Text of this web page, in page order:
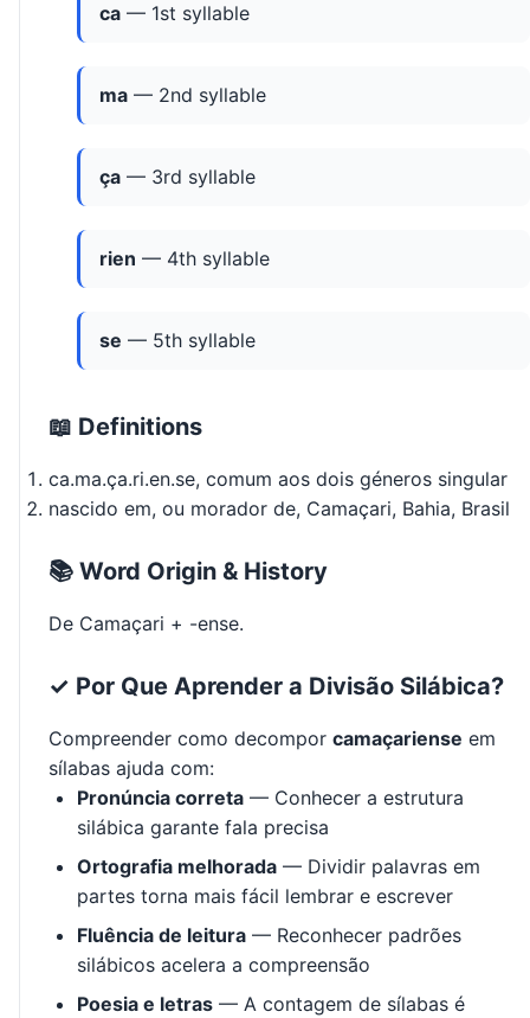
ca — 1st syllable
ma — 2nd syllable
ça — 3rd syllable
rien — 4th syllable
se — 5th syllable
📖 Definitions
ca.ma.ça.ri.en.se, comum aos dois géneros singular
nascido em, ou morador de, Camaçari, Bahia, Brasil
📚 Word Origin & History
De Camaçari + -ense.
✓ Por Que Aprender a Divisão Silábica?
Compreender como decompor camaçariense em
sílabas ajuda com:
Pronúncia correta — Conhecer a estrutura
silábica garante fala precisa
Ortografia melhorada — Dividir palavras em
partes torna mais fácil lembrar e escrever
Fluência de leitura — Reconhecer padrões
silábicos acelera a compreensão
Poesia e letras — A contagem de sílabas é